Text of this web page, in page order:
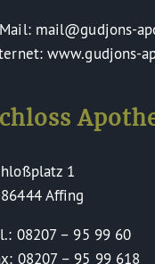
mail@gudjons-
www.gudjons-
1
Affing
08207 – 95 99 60
08207 – 95 99 618